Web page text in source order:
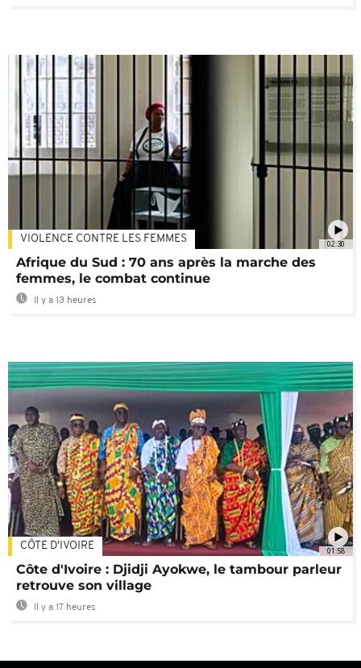
02:30
VIOLENCE CONTRE LES FEMMES
Afrique du Sud : 70 ans après la marche des
femmes, le combat continue
Il y a 13 heures
01:58
CÔTE D'IVOIRE
Côte d'Ivoire : Djidji Ayokwe, le tambour parleur
retrouve son village
Il y a 17 heures